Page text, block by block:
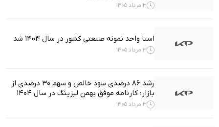
3 مرداد 1405
اسنا واحد نمونه صنعتی کشور در سال ۱۴۰۴ شد
3 مرداد 1405
رشد ۸۶ درصدی سود خالص و سهم ۳۰ درصدی از
بازار؛ کارنامه موفق بهمن لیزینگ در سال 1404
3 مرداد 1405